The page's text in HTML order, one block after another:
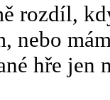
rozdíl,
nebo
hře jen